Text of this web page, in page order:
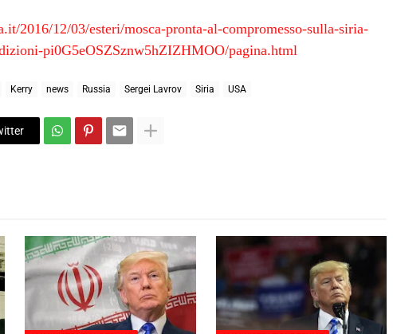
2016/12/03/esteri/mosca-pronta-al-compromesso-sulla-siria-
pi0G5eOSZSznw5hZIZHMOO/pagina.html
Kerry news Russia Sergei Lavrov Siria USA